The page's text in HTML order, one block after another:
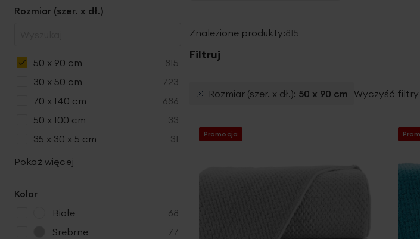
Znalezione produkty:815
Filtruj
Rozmiar (szer. x dł.) 50 x 90 cm Wyczyść filtry
Promocja
Rozmiar (szer. x dł.)
50 x 90 cm 815
produkty
30 x 50 cm
723
produkty
70 x 140 cm
686
produkty
50 x 100 cm
33
produkty
35 x 30 x 5 cm
31
produkty
Pokaż więcej
Kolor
Białe
68
p
r Srebrne 77
p